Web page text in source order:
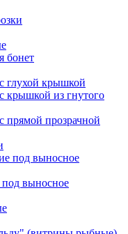
бонет
глухой крышкой
крышкой из гнутого
прямой прозрачной
под выносное
выносное